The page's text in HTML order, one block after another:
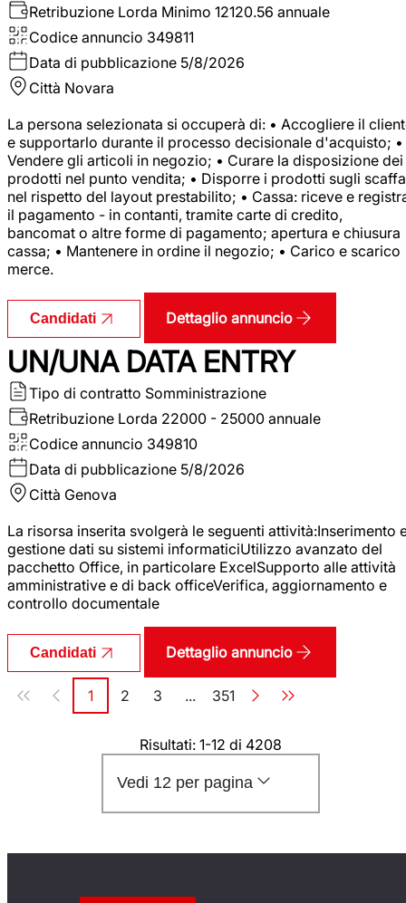
Retribuzione Lorda Minimo 12120.56 annuale
Codice annuncio 349811
Data di pubblicazione 5/8/2026
Città Novara
La persona selezionata si occuperà di: • Accogliere il
e supportarlo durante il processo decisionale d'acquisto; •
Vendere gli articoli in negozio; • Curare la disposizione dei
prodotti nel punto vendita; • Disporre i prodotti sugli
nel rispetto del layout prestabilito; • Cassa: riceve e
il pagamento - in contanti, tramite carte di credito,
bancomat o altre forme di pagamento; apertura e chiusura
cassa; • Mantenere in ordine il negozio; • Carico e scarico
merce.
Candidati Dettaglio annuncio
UN/UNA DATA ENTRY
Tipo di contratto Somministrazione
Retribuzione Lorda 22000 - 25000 annuale
Codice annuncio 349810
Data di pubblicazione 5/8/2026
Città Genova
La risorsa inserita svolgerà le seguenti attività:Inserimento
gestione dati su sistemi informaticiUtilizzo avanzato del
pacchetto Office, in particolare ExcelSupporto alle attività
amministrative e di back officeVerifica, aggiornamento e
controllo documentale
Candidati Dettaglio annuncio
Paginazione
Pagina
1 Pagina
2 Pagina
3 ... Pagina
351
Risultati: 1-12 di 4208
Vedi 12 per pagina